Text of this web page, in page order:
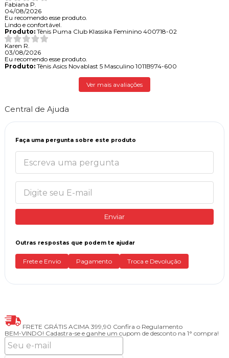
Fabiana P.
04/08/2026
Eu recomendo esse produto.
Lindo e confortável.
Produto:Tênis Puma Club Klassika Feminino 400718-02
Karen R.
03/08/2026
Eu recomendo esse produto.
Produto:Tênis Asics Novablast 5 Masculino 1011B974-600
Ver mais avaliações
Central de Ajuda
Faça uma pergunta sobre este produto
Enviar
Outras respostas que podem te ajudar
Frete e Envio Pagamento Troca e Devolução
FRETE GRÁTIS ACIMA 399,90 Confira o Regulamento
BEM-VINDO! Cadastra-se e ganhe um cupom de desconto na 1° compra!